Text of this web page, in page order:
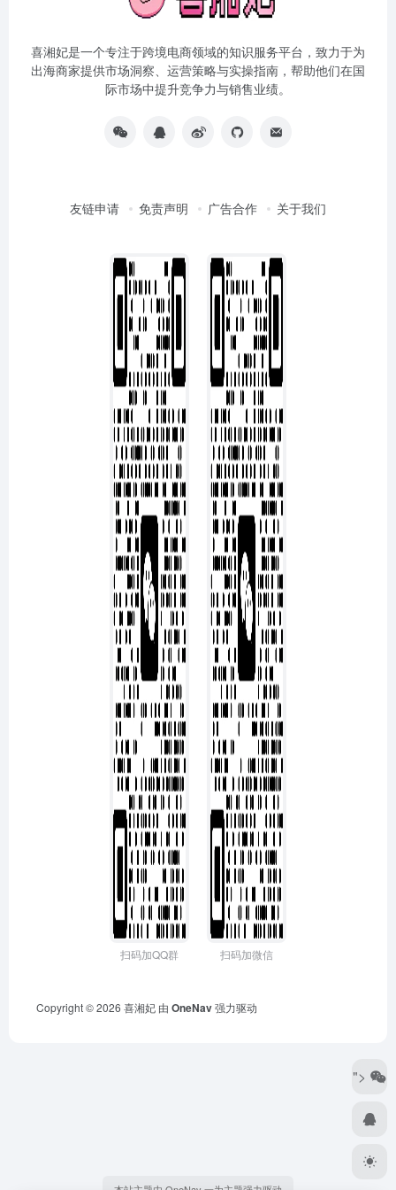
喜湘妃是一个专注于跨境电商领域的知识服务平台，致力于为
出海商家提供市场洞察、运营策略与实操指南，帮助他们在国
际市场中提升竞争力与销售业绩。
友链申请 免责声明 广告合作 关于我们
扫码加QQ群 扫码加微信
Copyright © 2026 喜湘妃 由 OneNav强力驱动
">